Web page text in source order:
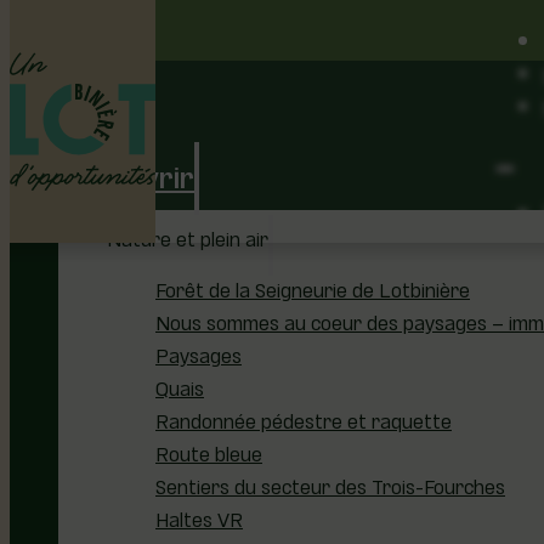
Découvrir
Nature et plein air
Forêt de la Seigneurie de Lotbinière
Nous sommes au coeur des paysages –
Paysages
Quais
Randonnée pédestre et raquette
Route bleue
Sentiers du secteur des Trois-Fourches
Haltes VR